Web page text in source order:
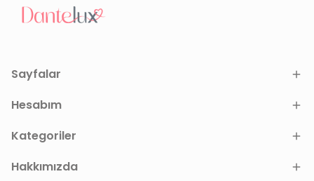
Sayfalar
Hesabım
Kategoriler
Hakkımızda